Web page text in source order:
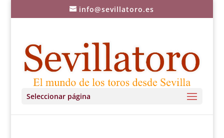
info@sevillatoro.es
Seleccionar página